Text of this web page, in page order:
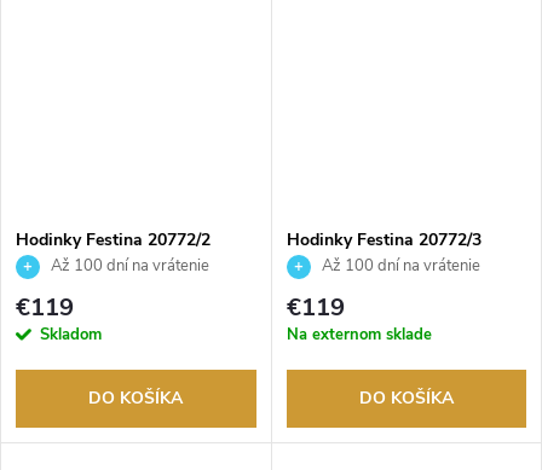
Hodinky Festina 20772/2
Až 100 dní na vrátenie
tovaru. Autorizovaný predajca.
€119
Skladom
DO KOŠÍKA
Hodinky Festina 20772/3
Až 100 dní na vrátenie
tovaru. Autorizovaný predajca.
€119
Na externom sklade
DO KOŠÍKA